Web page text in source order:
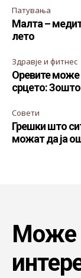
Патувања
Малта –
лето
Здравје и фитнес
Оревите може
срцето: Зошто
Совети
Грешки што
можат да ја
Може